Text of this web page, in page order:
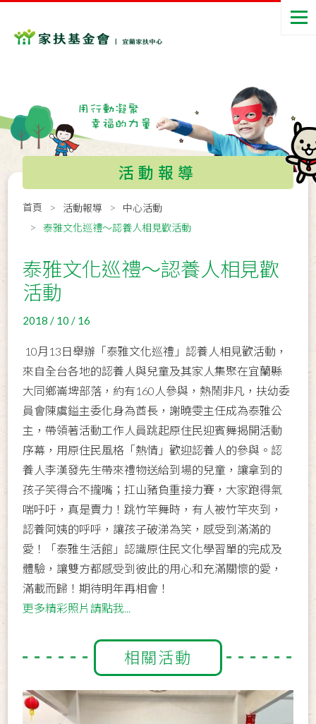
活動報導
首頁 活動報導
中心活動
泰雅文化巡禮～認養人相見歡活動
泰雅文化巡禮～認養人相見歡
活動
2018 / 10 / 16
10月13日舉辦「泰雅文化巡禮」認養人相見歡活動，
來自全台各地的認養人與兒童及其家人集聚在宜蘭縣
大同鄉崙埤部落，約有160人參與，熱鬧非凡，扶幼委
員會陳虞鎰主委化身為酋長，謝曉雯主任成為泰雅公
主，帶領著活動工作人員跳起原住民迎賓舞揭開活動
序幕，用原住民風格「熱情」歡迎認養人的參與。認
養人李漢發先生帶來禮物送給到場的兒童，讓拿到的
孩子笑得合不攏嘴；扛山豬負重接力賽，大家跑得氣
喘吁吁，真是賣力！跳竹竿舞時，有人被竹竿夾到，
認養阿姨的呼呼，讓孩子破涕為笑，感受到滿滿的
愛！「泰雅生活館」認識原住民文化學習單的完成及
體驗，讓雙方都感受到彼此的用心和充滿關懷的愛，
滿載而歸！期待明年再相會！
更多精彩照片請點我...
相關活動